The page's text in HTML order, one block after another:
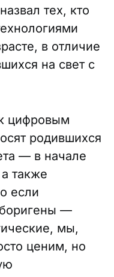
тех, кто
в отличие
на свет с
цифровым
родившихся
— в начале
также
если
—
мы,
ценим, но